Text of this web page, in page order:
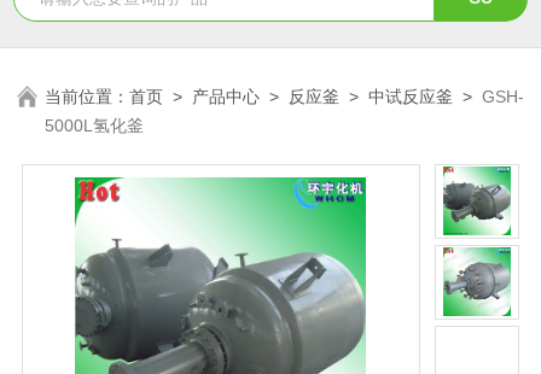
当前位置：首页 > 产品中心 > 反应釜 >中试反应釜 >GSH-
5000L氢化釜